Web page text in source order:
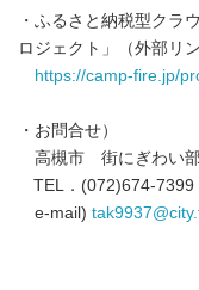
・ふるさと納税型クラ
ロジェクト」（外部リン
https://camp-fire.jp/
・お問合せ）
高槻市 街にぎわい
TEL．(072)674-7399
e-mail)